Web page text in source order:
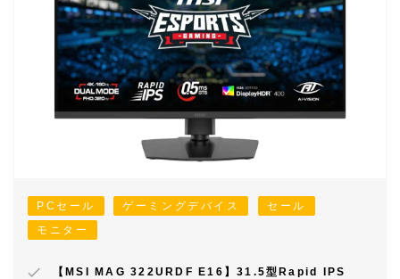
PCセール ゲーミングデバイス
セール
モニター
【MSI MAG 322URDF E16】31.5型Rapid IPS